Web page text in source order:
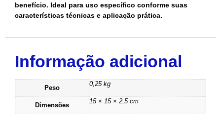
benefício. Ideal para uso específico conforme suas
características técnicas e aplicação prática.
Informação adicional
Peso
0,25 kg
Dimensões
15 × 15 × 2,5 cm